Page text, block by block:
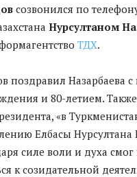
созвонился по
Нурсултаном
ТДХ.
поздравил Назарбаева
и 80-летием.
«в
Елбасы Нурсултана
силе воли и духа смог
к созидательной